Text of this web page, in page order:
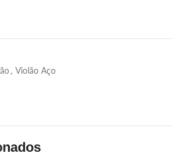
, Violão Aço